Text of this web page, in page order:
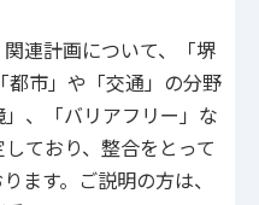
連計画について、「堺
都市」や「交通」の分野
、「バリアフリー」な
ており、整合をとって
ます。ご説明の方は、